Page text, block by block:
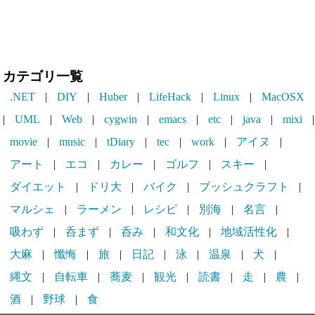
カテゴリ一覧
.NET | DIY | Huber | LifeHack | Linux |
MacOSX
|
UML | Web | cygwin | emacs | etc | java | mixi
|
movie
| music | tDiary | tec | work | アイヌ
|
アート
| エコ | カレー | ゴルフ | スキー
|
ダイエット
| ドリ大 | バイク | ブッシュクラフト
|
マルシェ
| ラーメン | レシピ | 別海 | 名言
|
吸わず
| 呑まず | 呑み | 和文化 | 地域活性化
|
大麻
| 懺悔 | 旅 | 日記 | 泳 | 温泉 | 犬
|
縄文
| 自転車 | 蕎麦 | 観光 | 読書 | 走 | 農
|
酒
| 野球 | 食